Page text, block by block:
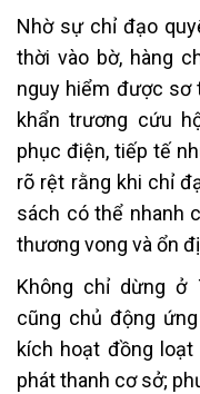
Nhờ sự chỉ đạo
thời vào bờ, hàng
nguy hiểm được sơ
khẩn trương cứu
phục điện, tiếp tế
rõ rệt rằng khi chỉ
sách có thể nhanh
thương vong và ổn
Không chỉ dừng ở
cũng chủ động
kích hoạt đồng loạt
phát thanh cơ sở;